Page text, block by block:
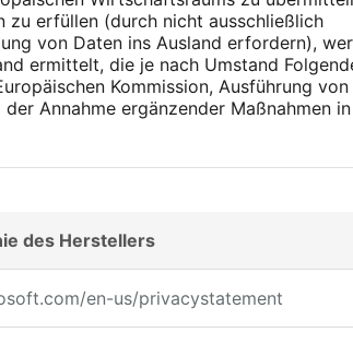
erfüllen (durch nicht ausschließlich
von Daten ins Ausland erfordern),
ermittelt, die je nach Umstand
Kommission, Ausführung von
Annahme ergänzender Maßnahmen in
des Herstellers
en-us/privacystatement